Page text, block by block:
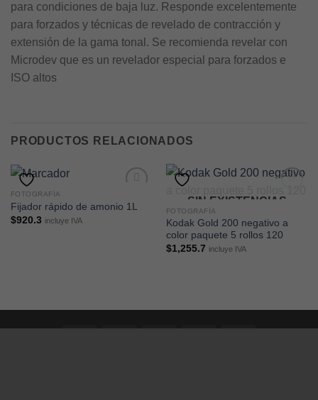
para condiciones de baja luz. Responde excelentemente
para forzados y técnicas de revelado de contracción y
extensión de la gama tonal. Se recomienda revelar con
Microdev que es un revelador especial para forzados e
ISO altos
PRODUCTOS RELACIONADOS
FOTOGRAFÍA
Fijador rápido de amonio 1L
$920.3 incluye IVA
SIN EXISTENCIAS
FOTOGRAFÍA
Kodak Gold 200 negativo a
color paquete 5 rollos 120
$1,255.7 incluye IVA